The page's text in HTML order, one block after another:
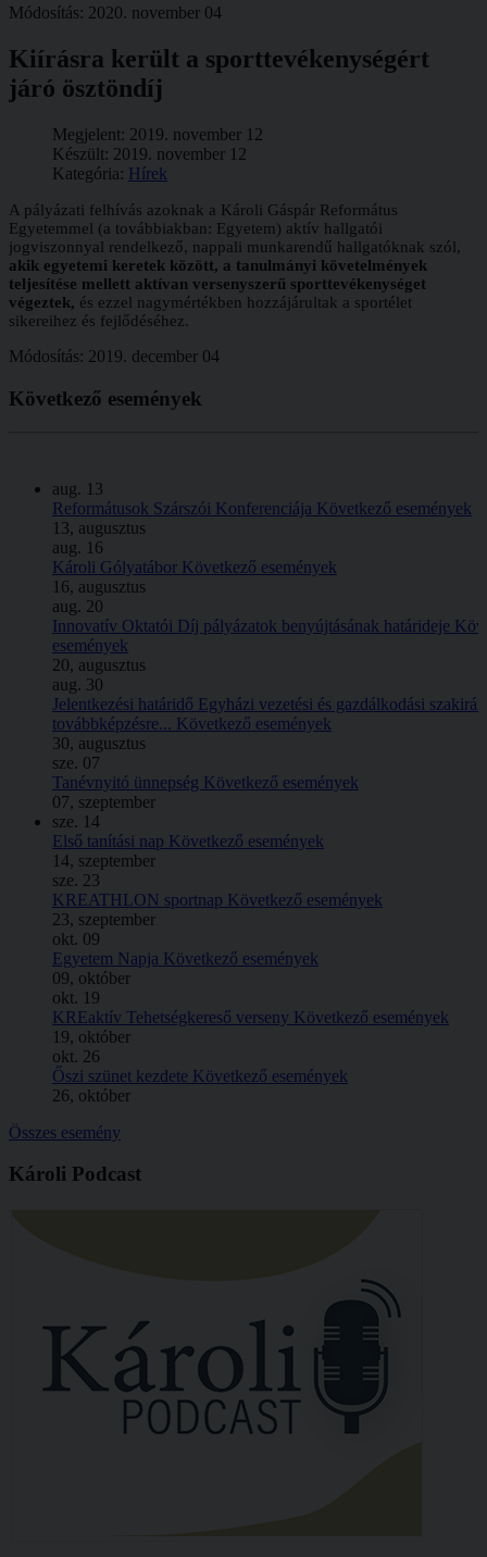
Módosítás: 2020. november 04
Kiírásra került a sporttevékenységért
járó ösztöndíj
Megjelent: 2019. november 12
Készült: 2019. november 12
Kategória: Hírek
A pályázati felhívás azoknak a Károli Gáspár Református
Egyetemmel (a továbbiakban: Egyetem) aktív hallgatói
jogviszonnyal rendelkező, nappali munkarendű hallgatóknak szól,
akik egyetemi keretek között, a tanulmányi követelmények
teljesítése mellett aktívan versenyszerű sporttevékenységet
végeztek, és ezzel nagymértékben hozzájárultak a sportélet
sikereihez és fejlődéséhez.
Módosítás: 2019. december 04
Következő események
aug. 13
Reformátusok Szárszói Konferenciája Következő események
13, augusztus
aug. 16
Károli Gólyatábor Következő események
16, augusztus
aug. 20
Innovatív Oktatói Díj pályázatok benyújtásának határideje
események
20, augusztus
aug. 30
Jelentkezési határidő Egyházi vezetési és gazdálkodási
továbbképzésre... Következő események
30, augusztus
sze. 07
Tanévnyitó ünnepség Következő események
07, szeptember
sze. 14
Első tanítási nap Következő események
14, szeptember
sze. 23
KREATHLON sportnap Következő események
23, szeptember
okt. 09
Egyetem Napja Következő események
09, október
okt. 19
KREaktív Tehetségkereső verseny Következő események
19, október
okt. 26
Őszi szünet kezdete Következő események
26, október
Összes esemény
Károli Podcast